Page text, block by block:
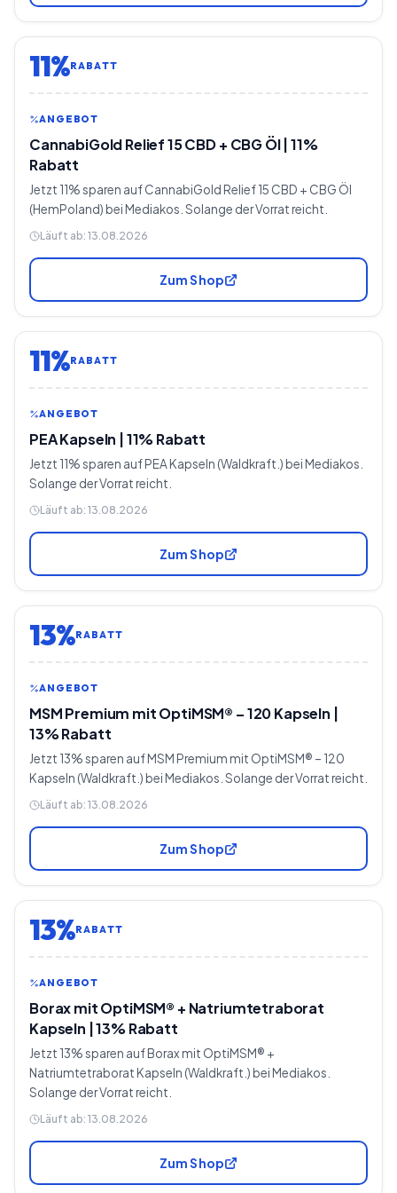
11%RABATT
ANGEBOT
CannabiGold Relief 15 CBD + CBG Öl | 11%
Rabatt
Jetzt 11% sparen auf CannabiGold Relief 15 CBD + CBG Öl
(HemPoland) bei Mediakos. Solange der Vorrat reicht.
Läuft ab: 13.08.2026
Zum Shop
11%RABATT
ANGEBOT
PEA Kapseln | 11% Rabatt
Jetzt 11% sparen auf PEA Kapseln (Waldkraft.) bei Mediakos.
Solange der Vorrat reicht.
Läuft ab: 13.08.2026
Zum Shop
13%RABATT
ANGEBOT
MSM Premium mit OptiMSM® – 120 Kapseln |
13% Rabatt
Jetzt 13% sparen auf MSM Premium mit OptiMSM® – 120
Kapseln (Waldkraft.) bei Mediakos. Solange der Vorrat reicht.
Läuft ab: 13.08.2026
Zum Shop
13%RABATT
ANGEBOT
Borax mit OptiMSM® + Natriumtetraborat
Kapseln | 13% Rabatt
Jetzt 13% sparen auf Borax mit OptiMSM® +
Natriumtetraborat Kapseln (Waldkraft.) bei Mediakos.
Solange der Vorrat reicht.
Läuft ab: 13.08.2026
Zum Shop